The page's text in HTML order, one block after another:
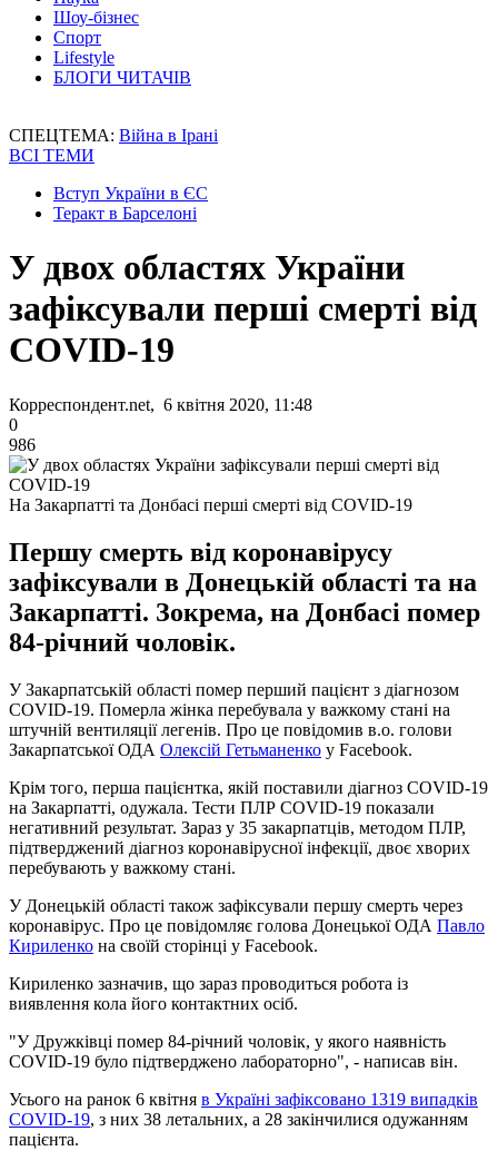
Шоу-бізнес
Спорт
Lifestyle
БЛОГИ ЧИТАЧІВ
СПЕЦТЕМА: Війна в Ірані
ВСІ ТЕМИ
Вступ України в ЄС
Теракт в Барселоні
У двох областях України
зафіксували перші смерті від
COVID-19
Корреспондент.net, 6 квітня 2020, 11:48
0
986
На Закарпатті та Донбасі перші смерті від COVID-19
Першу смерть від коронавірусу
зафіксували в Донецькій області та на
Закарпатті. Зокрема, на Донбасі помер
84-річний чоловік.
У Закарпатській області помер перший пацієнт з діагнозом
COVID-19. Померла жінка перебувала у важкому стані на
штучній вентиляції легенів. Про це повідомив в.о. голови
Закарпатської ОДА Олексій Гетьманенко у Facebook.
Крім того, перша пацієнтка, якій поставили діагноз COVID-19
на Закарпатті, одужала. Тести ПЛР COVID-19 показали
негативний результат. Зараз у 35 закарпатців, методом ПЛР,
підтверджений діагноз коронавірусної інфекції, двоє хворих
перебувають у важкому стані.
У Донецькій області також зафіксували першу смерть через
коронавірус. Про це повідомляє голова Донецької ОДА Павло
Кириленко на своїй сторінці у Facebook.
Кириленко зазначив, що зараз проводиться робота із
виявлення кола його контактних осіб.
"У Дружківці помер 84-річний чоловік, у якого наявність
COVID-19 було підтверджено лабораторно", - написав він.
Усього на ранок 6 квітня в Україні зафіксовано 1319 випадків
COVID-19, з них 38 летальних, а 28 закінчилися одужанням
пацієнта.